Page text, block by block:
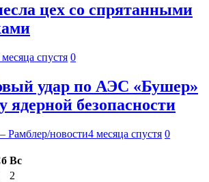
цех со спрятанными
спустя 0
удар по АЭС «Бушер»
ядерной безопасности
новости4 месяца спустя 0
Вс
2